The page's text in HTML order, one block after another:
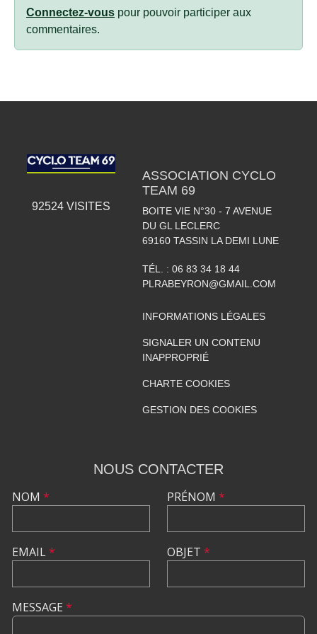
Connectez-vous pour pouvoir participer aux
commentaires.
92524VISITES
ASSOCIATION CYCLO
TEAM 69
BOITE VIE N°30 - 7 AVENUE
DU GL LECLERC
69160 TASSIN LA DEMI LUNE
TÉL. : 06 83 34 18 44
PLRABEYRON@GMAIL.COM
INFORMATIONS LÉGALES
SIGNALER UN CONTENU
INAPPROPRIÉ
CHARTE COOKIES
GESTION DES COOKIES
NOUS CONTACTER
NOM *
EMAIL*
PRÉNOM *
OBJET *
MESSAGE *